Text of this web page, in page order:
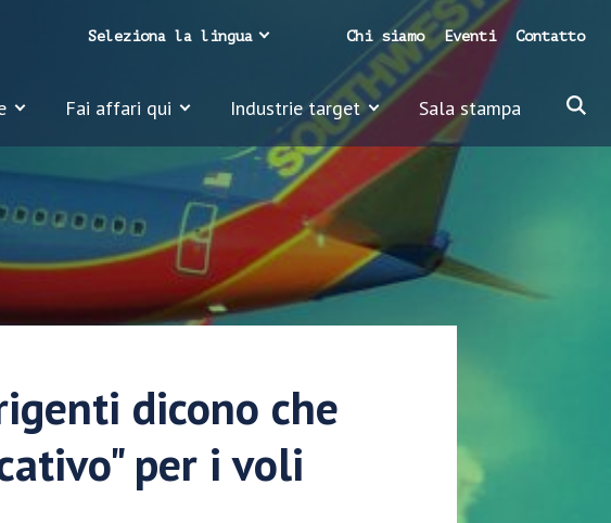
Fai affari qui Industrie target Sala stampa
Chi siamo Eventi Contatto
Seleziona la lingua
dicono che
per i voli